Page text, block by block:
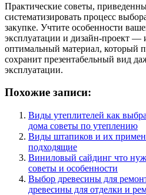
Практические советы,
систематизировать процесс
закупке. Учтите особенности
эксплуатации и дизайн-проект —
оптимальный материал, который
сохранит презентабельный вид
эксплуатации.
Похожие записи:
Виды утеплителей как
дома советы по утеплению
Виды штапиков и их
подходящие
Виниловый сайдинг что
советы и особенности
Выбор древесины для
древесины для отделки и